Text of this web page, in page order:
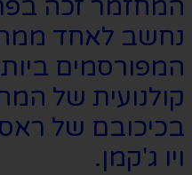
המחזמר זכה
נחשב לאחד
המפורסמים
בכיכובם של
ויו ג'קמן.